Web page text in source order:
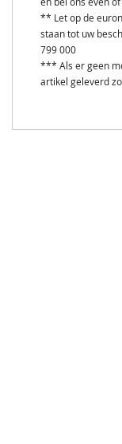
** Let op de
staan tot uw
799 000
*** Als er geen
artikel geleverd